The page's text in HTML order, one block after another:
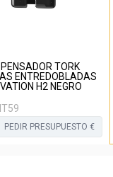
TORK
ENTREDOBLADAS
H2 NEGRO
PEDIR PRESUPUESTO €